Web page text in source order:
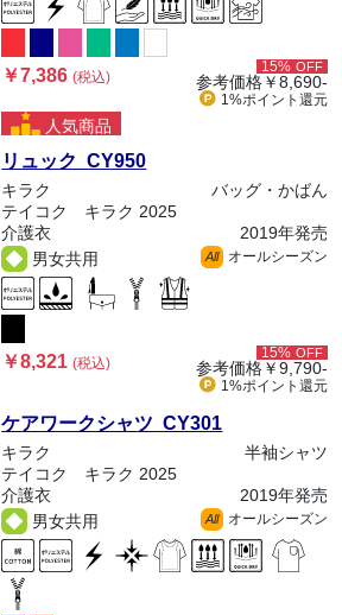
￥7,386(税込)
15% OFF
参考価格￥8,690-
1%ポイント 還元
人気商品
リュック CY950
キラク
バッグ・かばん
テイコク キラク 2025
介護衣
2019年発売
男女共用
All オールシーズン
￥8,321(税込)
15% OFF
参考価格￥9,790-
1%ポイント 還元
ケアワークシャツ CY301
キラク
半袖シャツ
テイコク キラク 2025
介護衣
2019年発売
男女共用
All オールシーズン